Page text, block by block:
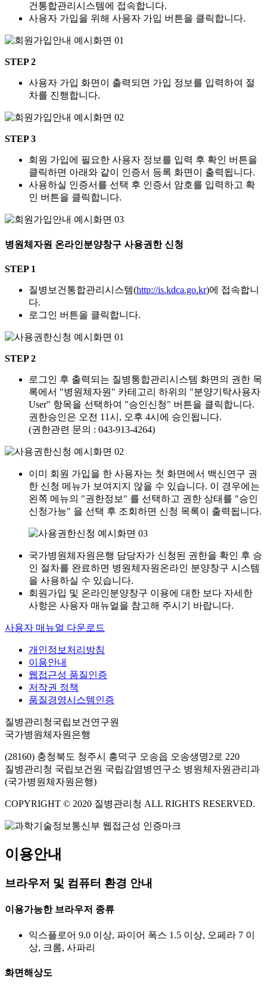
건통합관리시스템에 접속합니다.
사용자 가입을 위해 사용자 가입 버튼을 클릭합니다.
STEP 2
사용자 가입 화면이 출력되면 가입 정보를 입력하여 절
차를 진행합니다.
STEP 3
회원 가입에 필요한 사용자 정보를 입력 후 확인 버튼을
클릭하면 아래와 같이 인증서 등록 화면이 출력됩니다.
사용하실 인증서를 선택 후 인증서 암호를 입력하고 확
인 버튼을 클릭합니다.
병원체자원 온라인분양창구 사용권한 신청
STEP 1
질병보건통합관리시스템(http://is.kdca.go.kr)에 접속합니
다.
로그인 버튼을 클릭합니다.
STEP 2
로그인 후 출력되는 질병통합관리시스템 화면의 권한 목
록에서 "병원체자원" 카테고리 하위의 "분양기탁사용자
User" 항목을 선택하여 "승인신청" 버튼을 클릭합니다.
권한승인은 오전 11시, 오후 4시에 승인됩니다.
(권한관련 문의 : 043-913-4264)
이미 회원 가입을 한 사용자는 첫 화면에서 백신연구 권
한 신청 메뉴가 보여지지 않을 수 있습니다. 이 경우에는
왼쪽 메뉴의 "권한정보" 를 선택하고 권한 상태를 "승인
신청가능" 을 선택 후 조회하면 신청 목록이 출력됩니다.
국가병원체자원은행 담당자가 신청된 권한을 확인 후 승
인 절차를 완료하면 병원체자원온라인 분양창구 시스템
을 사용하실 수 있습니다.
회원가입 및 온라인분양창구 이용에 대한 보다 자세한
사항은 사용자 매뉴얼을 참고해 주시기 바랍니다.
사용자 매뉴얼 다운로드
개인정보처리방침
이용안내
웹접근성 품질인증
저작권 정책
품질경영시스템인증
질병관리청국립보건연구원
국가병원체자원은행
(28160) 충청북도 청주시 흥덕구 오송읍 오송생명2로 220
질병관리청 국립보건원 국립감염병연구소 병원체자원관리과
(국가병원체자원은행)
COPYRIGHT © 2020 질병관리청 ALL RIGHTS RESERVED.
이용안내
브라우저 및 컴퓨터 환경 안내
이용가능한 브라우저 종류
익스플로어 9.0 이상, 파이어 폭스 1.5 이상, 오페라 7 이
상, 크롬, 사파리
화면해상도